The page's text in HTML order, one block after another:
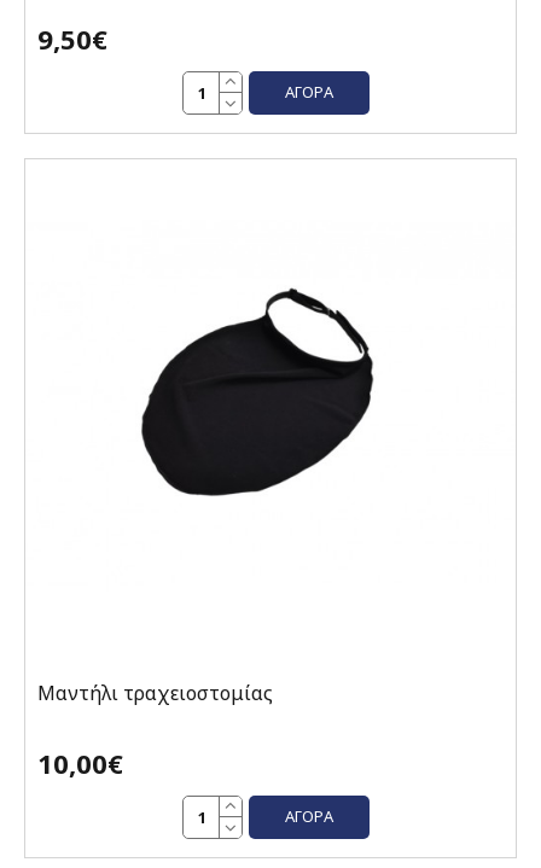
9,50€
ΑΓΟΡΆ
Μαντήλι τραχειοστομίας
10,00€
ΑΓΟΡΆ